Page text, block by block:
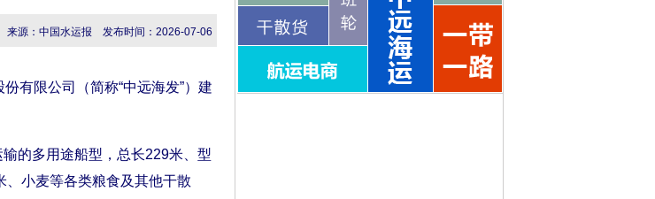
来源：中国水运报 发布时间：2026-07-06
限公司（简称“中远海发”）建
的多用途船型，总长229米、型
小麦等各类粮食及其他干散